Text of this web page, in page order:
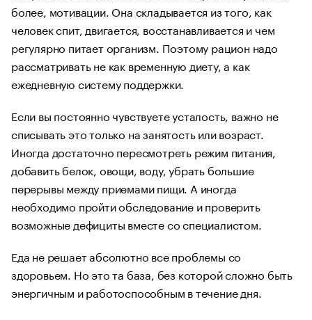
более, мотивации. Она складывается из того, как
человек спит, двигается, восстанавливается и чем
регулярно питает организм. Поэтому рацион надо
рассматривать не как временную диету, а как
ежедневную систему поддержки.
Если вы постоянно чувствуете усталость, важно не
списывать это только на занятость или возраст.
Иногда достаточно пересмотреть режим питания,
добавить белок, овощи, воду, убрать большие
перерывы между приемами пищи. А иногда
необходимо пройти обследование и проверить
возможные дефициты вместе со специалистом.
Еда не решает абсолютно все проблемы со
здоровьем. Но это та база, без которой сложно быть
энергичным и работоспособным в течение дня.